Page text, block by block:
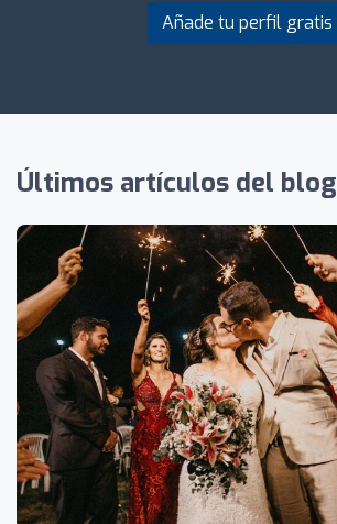
Añade tu perfil gratis
Últimos artículos del blog